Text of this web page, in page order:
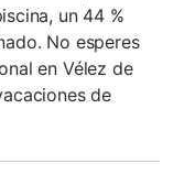
un 44 %
No esperes
en Vélez de
de